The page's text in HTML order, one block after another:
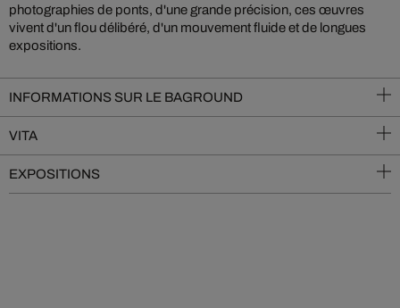
photographies de ponts, d'une grande précision, ces œuvres
vivent d'un flou délibéré, d'un mouvement fluide et de longues
expositions.
INFORMATIONS SUR LE BAGROUND
VITA
EXPOSITIONS